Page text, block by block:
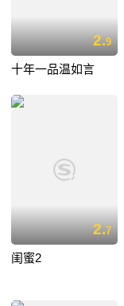
2.9
十年一品温如言
2.7
闺蜜2